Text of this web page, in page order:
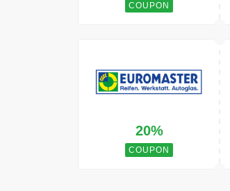
COUPON
20%
COUPON